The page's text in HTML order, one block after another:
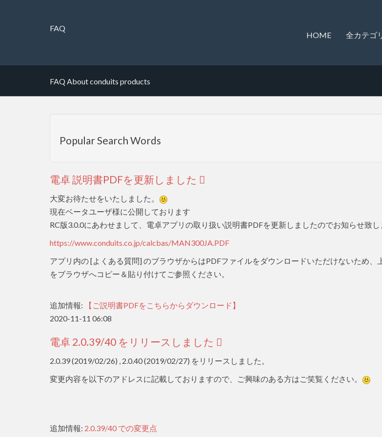
FAQ
HOME 全カテゴ
FAQ About conduits products
Popular Search Words
電卓 説明書PDFを更新しました
大変お待たせをいたしました。
現在ベータユーザ様に公開しております
RC版3.0.0にあわせまして、電卓アプリの取り扱い説明書PDFを更新しましたのでお知らせ致し
https://www.conduits.co.jp/calcbas/MAN300JA.PDF
アプリ内の [よくある質問] のブラウザからはPDFファイルをダウンロードいただけないため、
をブラウザへコピー＆貼り付けてご参照ください。
追加情報:
【ご説明書PDFをこちらからダウンロード】
2020-11-11 06:08
電卓 2.0.39/40 をリリースしました
2.0.39 (2019/02/26) , 2.0.40 (2019/02/27) をリリースしました。
変更内容を以下のアドレスに記載しておりますので、ご興味のある方はご笑覧ください。
追加情報: 2.0.39/40 での変更点